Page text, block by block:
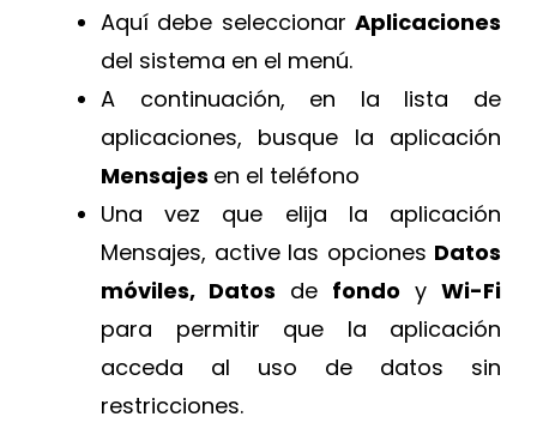
Aquí debe seleccionar Aplicaciones
del sistema en el menú.
A continuación, en la lista de
aplicaciones, busque la aplicación
Mensajes en el teléfono
Una vez que elija la aplicación
Mensajes, active las opciones Datos
móviles, Datos de fondo yWi-Fi
para permitir que la aplicación
acceda al uso de datos sin
restricciones.